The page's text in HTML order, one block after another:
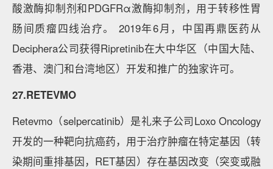
酸激酶抑制剂和PDGFRα激酶抑制剂，用于转移性胃
肠间质瘤四线治疗。 2019年6月，中国再鼎医药从
Deciphera公司获得Ripretinib在大中华区（中国大陆、
香港、澳门和台湾地区）开发和推广的独家许可。
27.RETEVMO
Retevmo（selpercatinib）是礼来子公司Loxo Oncology
开发的一种靶向抗癌药，用于治疗肿瘤在特定基因（转
染期间重排基因，RET基因）存在基因改变（突变或融